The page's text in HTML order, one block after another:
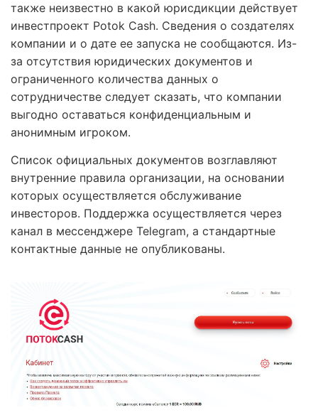
также неизвестно в какой юрисдикции действует
инвестпроект Potok Cash. Сведения о создателях
компании и о дате ее запуска не сообщаются. Из-
за отсутствия юридических документов и
ограниченного количества данных о
сотрудничестве следует сказать, что компании
выгодно оставаться конфиденциальным и
анонимным игроком.
Список официальных документов возглавляют
внутренние правила организации, на основании
которых осуществляется обслуживание
инвесторов. Поддержка осуществляется через
канал в мессенджере Telegram, а стандартные
контактные данные не опубликованы.